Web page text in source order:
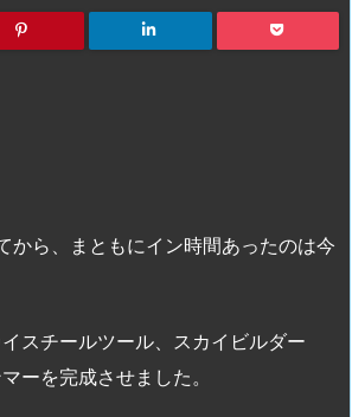
から、まともにイン時間あったのは今
スチールツール、スカイビルダー
ーを完成させました。